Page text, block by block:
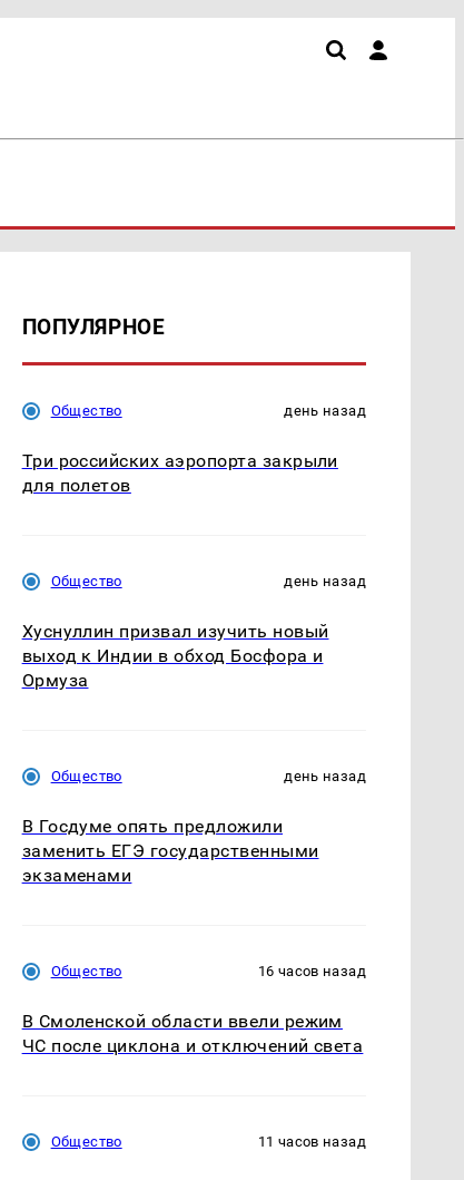
ПОПУЛЯРНОЕ
Общество день назад
Три российских аэропорта закрыли
для полетов
Общество день назад
Хуснуллин призвал изучить новый
выход к Индии в обход Босфора и
Ормуза
Общество день назад
В Госдуме опять предложили
заменить ЕГЭ государственными
экзаменами
Общество 16 часов назад
В Смоленской области ввели режим
ЧС после циклона и отключений света
Общество 11 часов назад